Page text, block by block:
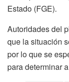
Estado (FGE).
Autoridades del
que la situación
por lo que se
para determinar